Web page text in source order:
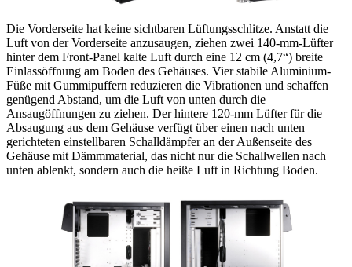
Die Vorderseite hat keine sichtbaren Lüftungsschlitze. Anstatt die
Luft von der Vorderseite anzusaugen, ziehen zwei 140-mm-Lüfter
hinter dem Front-Panel kalte Luft durch eine 12 cm (4,7“) breite
Einlassöffnung am Boden des Gehäuses. Vier stabile Aluminium-
Füße mit Gummipuffern reduzieren die Vibrationen und schaffen
genügend Abstand, um die Luft von unten durch die
Ansaugöffnungen zu ziehen. Der hintere 120-mm Lüfter für die
Absaugung aus dem Gehäuse verfügt über einen nach unten
gerichteten einstellbaren Schalldämpfer an der Außenseite des
Gehäuse mit Dämmmaterial, das nicht nur die Schallwellen nach
unten ablenkt, sondern auch die heiße Luft in Richtung Boden.